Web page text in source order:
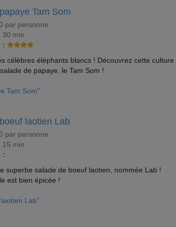
Tam Som
par personne
30 min
:
célèbres éléphants blancs ! Découvrez cette culture
de papaye, le Tam Som !
Tam Som"
laotien Lab
par personne
15 min
:
superbe salade de boeuf laotien, nommée Lab !
est bien épicée !
Lab"